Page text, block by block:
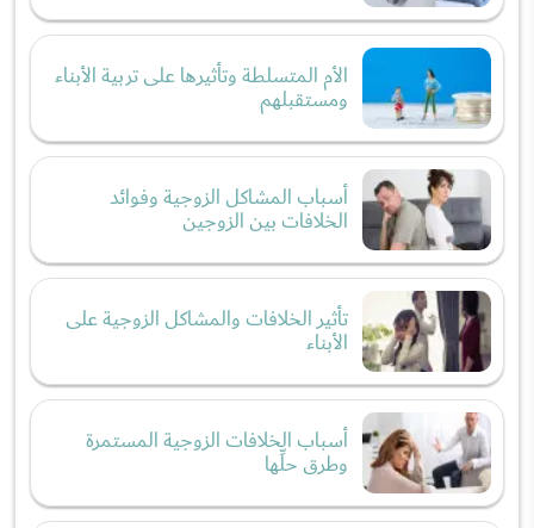
الأم المتسلطة وتأثيرها على تربية الأبناء
ومستقبلهم
أسباب المشاكل الزوجية وفوائد
الخلافات بين الزوجين
تأثير الخلافات والمشاكل الزوجية على
الأبناء
أسباب الخلافات الزوجية المستمرة
وطرق حلِّها